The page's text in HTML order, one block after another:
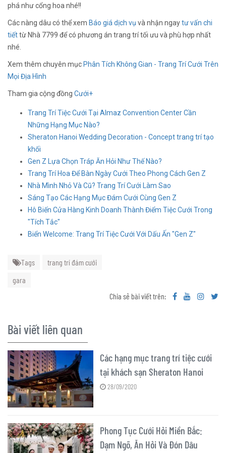
phá như cổng hoa nhé!!
Các nàng dâu có thể xem Báo giá dịch vụ và nhận ngaytư vấn chi
tiếttừ Nhà 7799 để có phương án trang trí tối ưu và phù hợp nhất
nhé.
Xem thêm chuyên mục Phân Tích Không Gian - Trang Trí Cưới Trên
Mọi Địa Hình
Tham gia cộng đồng Cưới+
Trang Trí Tiệc Cưới Tại Almaz Convention Center Cần
Những Hạng Mục Nào?
Sheraton Hanoi Wedding Decoration - Concept trang trí tạo
khối
Gen Z Lựa Chọn Tráp Ăn Hỏi Như Thế Nào?
Trang Trí Hoa Để Bàn Ngày Cưới Theo Phong Cách Gen Z
Nhà Mình Nhỏ Và Cũ? Trang Trí Cưới Làm Sao
Sáng Tạo Các Hạng Mục Đám Cưới Cùng Gen Z
Hô Biến Cửa Hàng Kinh Doanh Thành Điểm Tiệc Cưới Trong
"Tích Tắc"
Biển Welcome: Trang Trí Tiệc Cưới Với Dấu Ấn "Gen Z"
Tags
trang trí đám cưới
gara
Chia sẻ bài viết trên:
Bài viết liên quan
Các hạng mục trang trí tiệc cưới
tại khách sạn Sheraton Hanoi
28/09/2020
Phong Tục Cưới Hỏi Miền Bắc:
Dạm Ngõ, Ăn Hỏi Và Đón Dâu